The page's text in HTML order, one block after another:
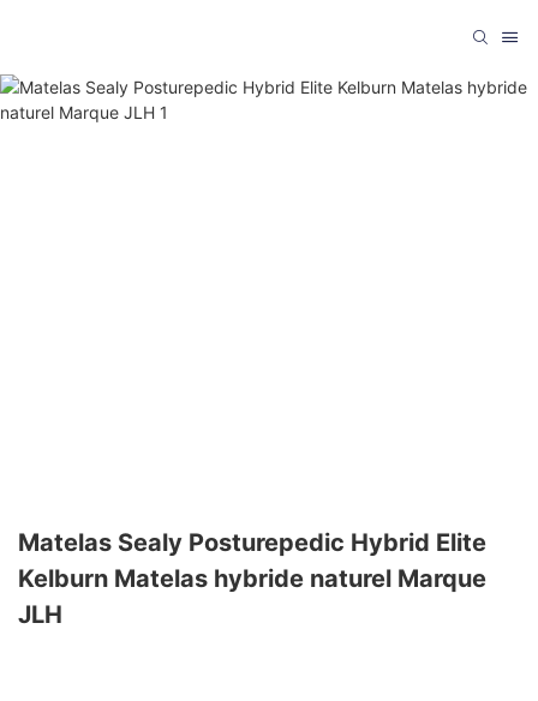
Matelas Sealy Posturepedic Hybrid Elite
Kelburn Matelas hybride naturel Marque
JLH